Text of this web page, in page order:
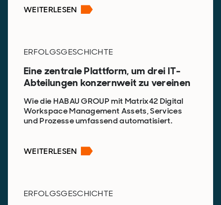
WEITERLESEN
ERFOLGSGESCHICHTE
Eine zentrale Plattform, um drei IT-
Abteilungen konzernweit zu vereinen
Wie die HABAU GROUP mit Matrix42 Digital
Workspace Management Assets, Services
und Prozesse umfassend automatisiert.
WEITERLESEN
ERFOLGSGESCHICHTE